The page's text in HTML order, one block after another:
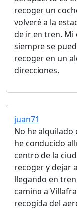
recoger un
volveré a la
de ir en tren. Mi
siempre se
recoger en un
direcciones.
juan71
No he alquilado
he conducido
centro de la
recoger y dejar
llegando en
camino a
recogida del